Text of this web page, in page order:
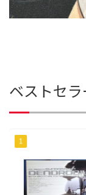
ベストセ